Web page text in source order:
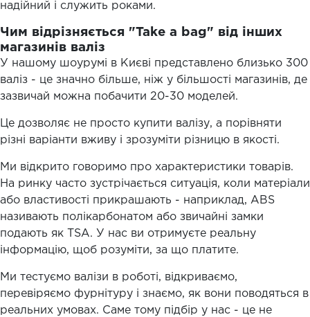
надійний і служить роками.
Чим відрізняється "Take a bag" від інших
магазинів валіз
У нашому шоурумі в Києві представлено близько 300
валіз - це значно більше, ніж у більшості магазинів, де
зазвичай можна побачити 20-30 моделей.
Це дозволяє не просто купити валізу, а порівняти
різні варіанти вживу і зрозуміти різницю в якості.
Ми відкрито говоримо про характеристики товарів.
На ринку часто зустрічається ситуація, коли матеріали
або властивості прикрашають - наприклад, ABS
називають полікарбонатом або звичайні замки
подають як TSA. У нас ви отримуєте реальну
інформацію, щоб розуміти, за що платите.
Ми тестуємо валізи в роботі, відкриваємо,
перевіряємо фурнітуру і знаємо, як вони поводяться в
реальних умовах. Саме тому підбір у нас - це не